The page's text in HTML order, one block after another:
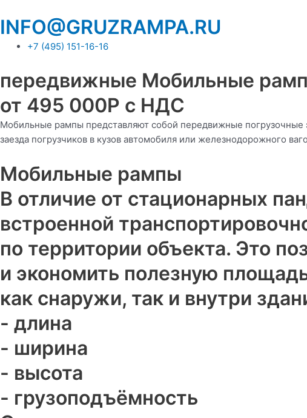
к
содержимому
INFO@GRUZRAMPA.RU
+7 (495) 151-16-16
передвижные Мобильные
от 495 000Р с НДС
Мобильные рампы представляют собой передвижные погрузочные
заезда погрузчиков в кузов автомобиля или железнодорожного
Мобильные рампы
В отличие от стационарных
встроенной
по территории объекта. Это
и экономить полезную
как снаружи, так и внутри
- длина
- ширина
- высота
- грузоподъёмность